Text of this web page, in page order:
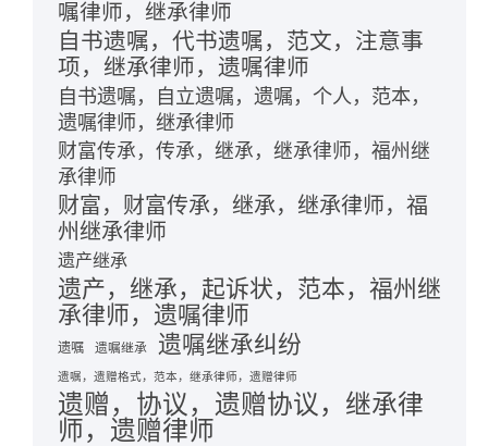
嘱律师，继承律师
自书遗嘱，代书遗嘱，范文，注意事
项，继承律师，遗嘱律师
自书遗嘱，自立遗嘱，遗嘱，个人，范本，
遗嘱律师，继承律师
财富传承，传承，继承，继承律师，福州继
承律师
财富，财富传承，继承，继承律师，福
州继承律师
遗产继承
遗产，继承，起诉状，范本，福州继
承律师，遗嘱律师
遗嘱 遗嘱继承 遗嘱继承纠纷
遗嘱，遗赠格式，范本，继承律师，遗赠律师
遗赠，协议，遗赠协议，继承律
师，遗赠律师